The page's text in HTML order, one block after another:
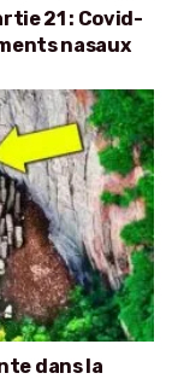
21 : Covid-
nasaux
dans la